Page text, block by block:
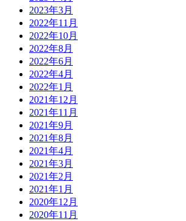
2023年3月
2022年11月
2022年10月
2022年8月
2022年6月
2022年4月
2022年1月
2021年12月
2021年11月
2021年9月
2021年8月
2021年4月
2021年3月
2021年2月
2021年1月
2020年12月
2020年11月